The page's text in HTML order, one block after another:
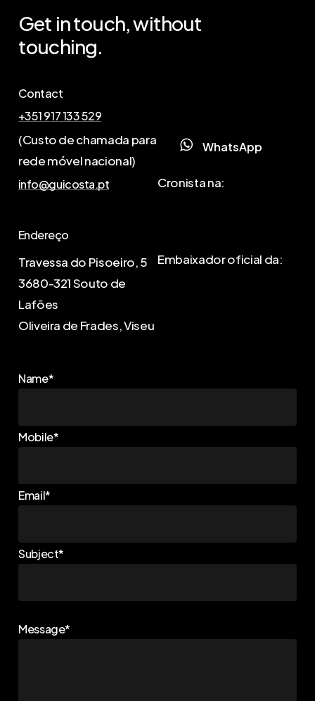
Get intouch,without
touching.
Contact
+351 917 133 529
(Custo de chamada para
rede móvel nacional)
info@guicosta.pt
Endereço
Travessa do Pisoeiro, 5
3680-321 Souto de
Lafões
Oliveira de Frades, Viseu
WhatsApp
Cronista na:
Embaixador oficial da:
Name*
Mobile*
Email*
Subject*
Message*